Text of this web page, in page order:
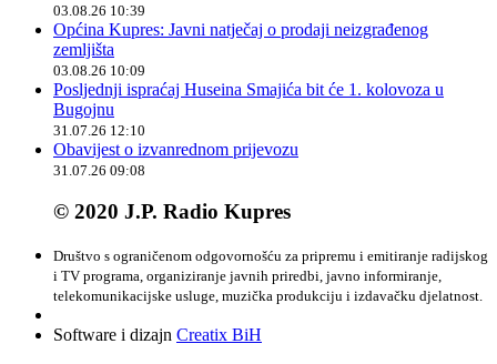
03.08.26 10:39
Općina Kupres: Javni natječaj o prodaji neizgrađenog
zemljišta
03.08.26 10:09
Posljednji ispraćaj Huseina Smajića bit će 1. kolovoza u
Bugojnu
31.07.26 12:10
Obavijest o izvanrednom prijevozu
31.07.26 09:08
© 2020 J.P. Radio Kupres
Društvo s ograničenom odgovornošću za pripremu i emitiranje radijskog
i TV programa, organiziranje javnih priredbi, javno informiranje,
telekomunikacijske usluge, muzička produkciju i izdavačku djelatnost.
Software i dizajn Creatix BiH